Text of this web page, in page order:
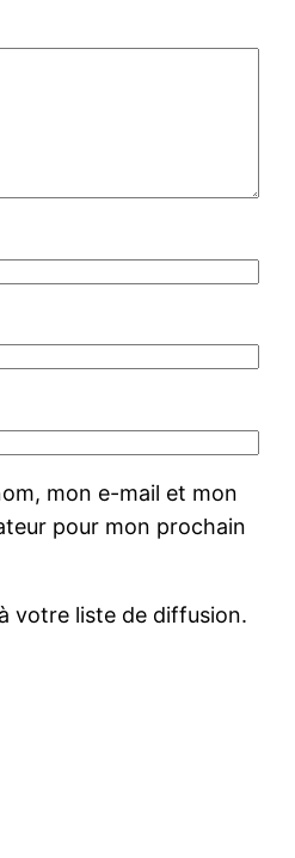
mon e-mail et mon
pour mon prochain
votre liste de diffusion.